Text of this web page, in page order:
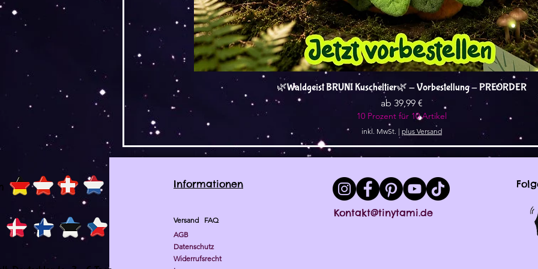
Schnellansicht
🌿Waldgeist BRUNI Kuscheltier🌿 - Vorbestellung - PREORDER
ab 39,99 €
Sale-Preis
10 Prozent für 10 Artikel
inkl. MwSt. | plus Versand
Informationen
Versand FAQ
AGB
Datenschutz
Widerrufsrecht
Kontakt@tinytami.de